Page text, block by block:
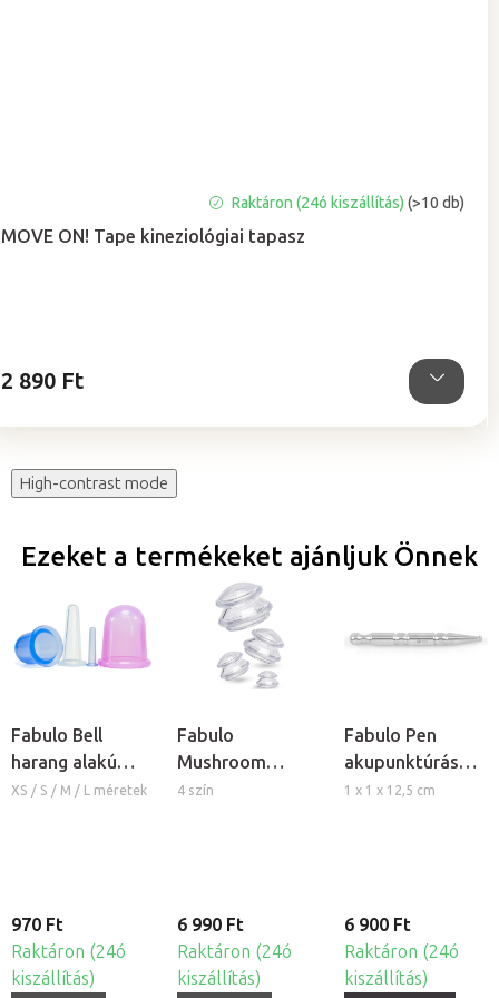
MOVE ON! Tape kineziológiai tapasz
átlagos
Raktáron (24ó kiszállítás)(>10 db)
2 890 Ft
High-contrast mode
Ezeket a termékeket ajánljuk Önnek
Fabulo Bell
harang alakú
szilikon köpöly
XS / S / M / L méretek
970 Ft
Raktáron (24ó
kiszállítás)
Fabulo
Mushroom
gomba alakú
4 szín
6 990 Ft
Raktáron (24ó
kiszállítás)
Fabulo Pen
akupunktúrás
toll
1 x 1 x 12,5 cm
6 900 Ft
Raktáron (24ó
kiszállítás)